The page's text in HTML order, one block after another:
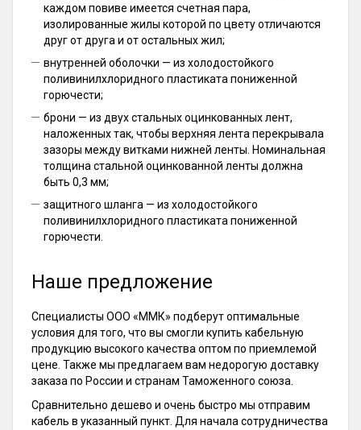
каждом повиве имеется счетная пара,
изолированные жилы которой по цвету отличаются
друг от друга и от остальных жил;
внутренней оболочки — из холодостойкого
поливинилхлоридного пластиката пониженной
горючести;
брони — из двух стальных оцинкованных лент,
наложенных так, чтобы верхняя лента перекрывала
зазоры между витками нижней ленты. Номинальная
толщина стальной оцинкованной ленты должна
быть 0,3 мм;
защитного шланга — из холодостойкого
поливинилхлоридного пластиката пониженной
горючести.
Наше предложение
Специалисты ООО «ММК» подберут оптимальные
условия для того, что вы смогли купить кабельную
продукцию высокого качества оптом по приемлемой
цене. Также мы предлагаем вам недорогую доставку
заказа по России и странам Таможенного союза.
Сравнительно дешево и очень быстро мы отправим
кабель в указанный пункт. Для начала сотрудничества